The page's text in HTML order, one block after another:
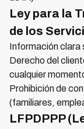
Ley para la
de los
Información
Derecho del
cualquier
Prohibición de
(familiares,
LFPDPPP